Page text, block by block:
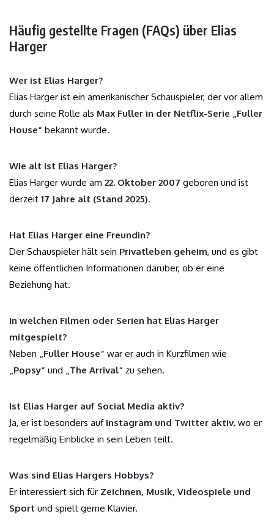
Häufig gestellte Fragen (FAQs) über Elias
Harger
Wer ist Elias Harger?
Elias Harger ist ein amerikanischer Schauspieler, der vor allem
durch seine Rolle als Max Fuller in der Netflix-Serie „Fuller
House“ bekannt wurde.
Wie alt ist Elias Harger?
Elias Harger wurde am 22. Oktober 2007 geboren und ist
derzeit 17 Jahre alt (Stand 2025).
Hat Elias Harger eine Freundin?
Der Schauspieler hält sein Privatleben geheim, und es gibt
keine öffentlichen Informationen darüber, ob er eine
Beziehung hat.
In welchen Filmen oder Serien hat Elias Harger
mitgespielt?
Neben „Fuller House“ war er auch in Kurzfilmen wie
„Popsy“ und „The Arrival“ zu sehen.
Ist Elias Harger auf Social Media aktiv?
Ja, er ist besonders auf Instagram und Twitter aktiv, wo er
regelmäßig Einblicke in sein Leben teilt.
Was sind Elias Hargers Hobbys?
Er interessiert sich für Zeichnen, Musik, Videospiele und
Sport und spielt gerne Klavier.